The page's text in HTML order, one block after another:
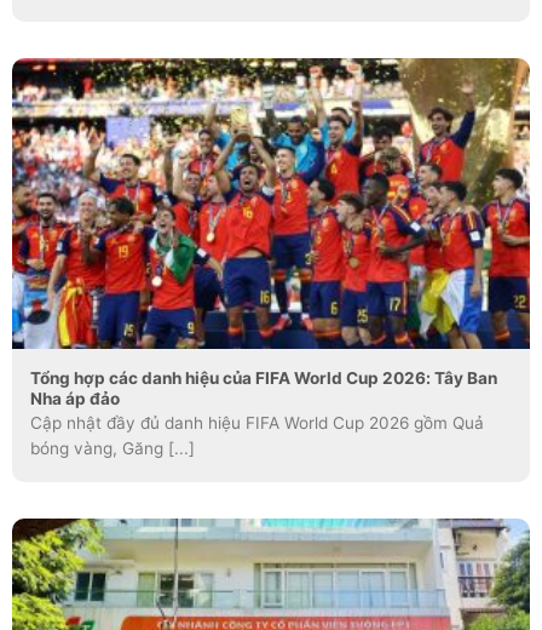
Tổng hợp các danh hiệu của FIFA World Cup 2026: Tây Ban
Nha áp đảo
Cập nhật đầy đủ danh hiệu FIFA World Cup 2026 gồm Quả
bóng vàng, Găng [...]